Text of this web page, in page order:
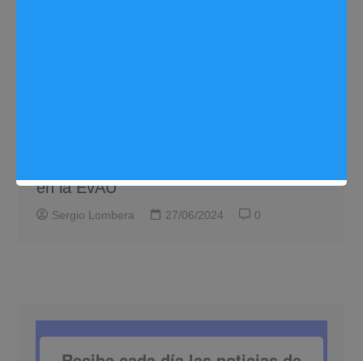
en la EvAU
Sergio Lombera 27/06/2024 0